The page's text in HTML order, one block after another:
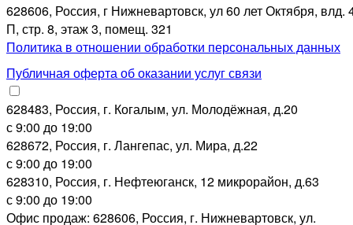
628606, Россия, г Нижневартовск, ул 60 лет Октября, влд.
П, стр. 8, этаж 3, помещ. 321
Политика в отношении обработки персональных данных
Публичная оферта об оказании услуг связи
628483, Россия, г. Когалым, ул. Молодёжная, д.20
с 9:00 до 19:00
628672, Россия, г. Лангепас, ул. Мира, д.22
с 9:00 до 19:00
628310, Россия, г. Нефтеюганск, 12 микрорайон, д.63
с 9:00 до 19:00
Офис продаж: 628606, Россия, г. Нижневартовск, ул.